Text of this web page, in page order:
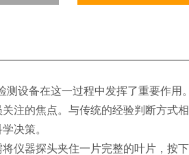
备在这一过程中发挥了重要作用
注的焦点。与传统的经验判断方式
决策。
器探头夹住一片完整的叶片，按